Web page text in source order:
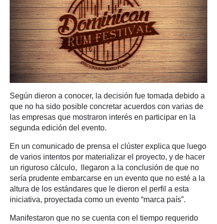
Según dieron a conocer, la decisión fue tomada debido a
que no ha sido posible concretar acuerdos con varias de
las empresas que mostraron interés en participar en la
segunda edición del evento.
En un comunicado de prensa el clúster explica que luego
de varios intentos por materializar el proyecto, y de hacer
un riguroso cálculo, llegaron a la conclusión de que no
sería prudente embarcarse en un evento que no esté a la
altura de los estándares que le dieron el perfil a esta
iniciativa, proyectada como un evento “marca país”.
Manifestaron que no se cuenta con el tiempo requerido